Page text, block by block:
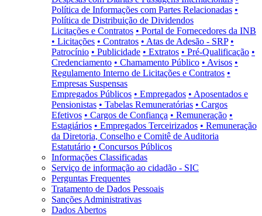
Política de Informações com Partes Relacionadas •
Política de Distribuição de Dividendos
Licitações e Contratos • Portal de Fornecedores da INB
• Licitações • Contratos • Atas de Adesão - SRP •
Patrocínio • Publicidade • Extratos • Pré-Qualificação •
Credenciamento • Chamamento Público • Avisos •
Regulamento Interno de Licitações e Contratos •
Empresas Suspensas
Empregados Públicos • Empregados • Aposentados e
Pensionistas • Tabelas Remuneratórias • Cargos
Efetivos • Cargos de Confiança • Remuneração •
Estagiários • Empregados Terceirizados • Remuneração
da Diretoria, Conselho e Comitê de Auditoria
Estatutário • Concursos Públicos
Informações Classificadas
Serviço de informação ao cidadão - SIC
Perguntas Frequentes
Tratamento de Dados Pessoais
Sanções Administrativas
Dados Abertos